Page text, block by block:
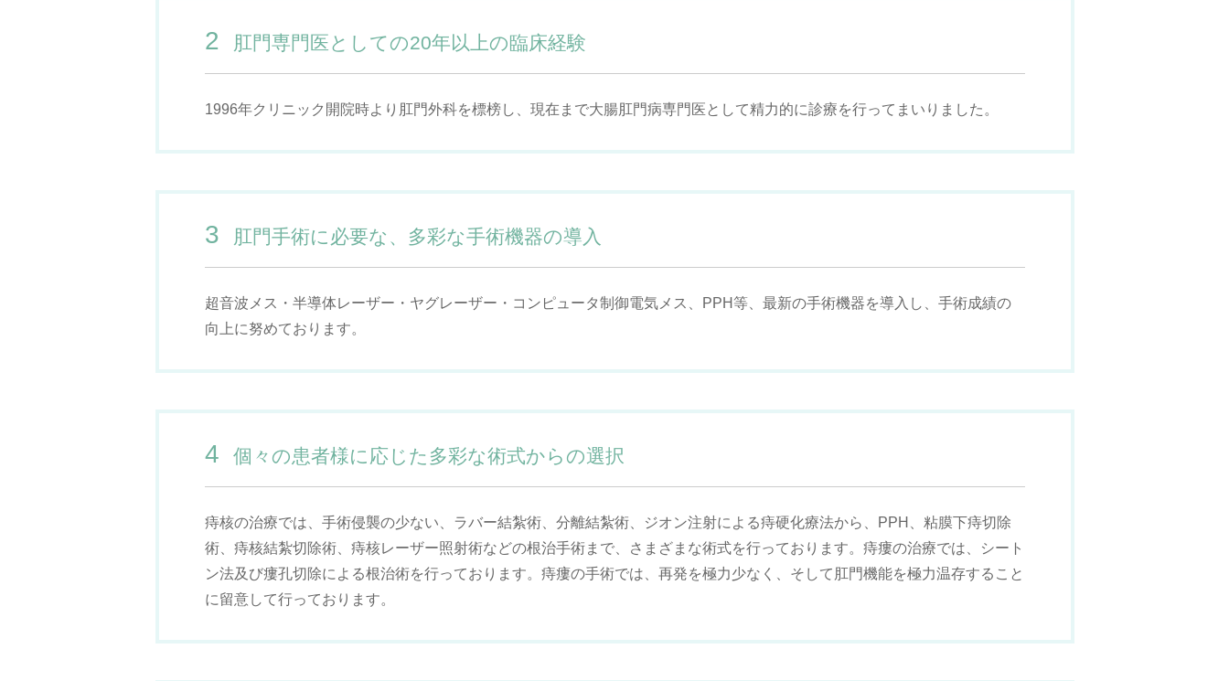
2 肛門専門医としての20年以上の臨床経験
1996年クリニック開院時より肛門外科を標榜し、現在まで大腸肛門病専門医として精力的に診療を行ってまいりました。
3 肛門手術に必要な、多彩な手術機器の導入
超音波メス・半導体レーザー・ヤグレーザー・コンピュータ制御電気メス、PPH等、最新の手術機器を導入し、手術成績の
向上に努めております。
4 個々の患者様に応じた多彩な術式からの選択
痔核の治療では、手術侵襲の少ない、ラバー結紮術、分離結紮術、ジオン注射による痔硬化療法から、PPH、粘膜下痔切除
術、痔核結紮切除術、痔核レーザー照射術などの根治手術まで、さまざまな術式を行っております。痔瘻の治療では、シート
ン法及び瘻孔切除による根治術を行っております。痔瘻の手術では、再発を極力少なく、そして肛門機能を極力温存すること
に留意して行っております。